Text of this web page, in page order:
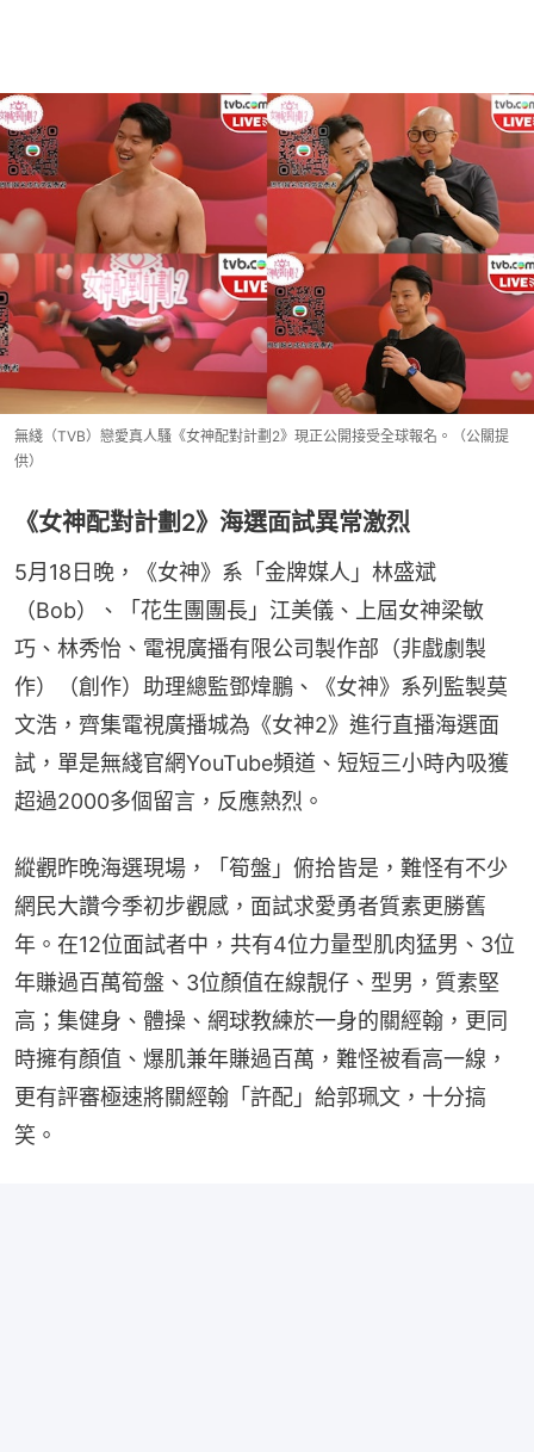
無綫（TVB）戀愛真人騷《女神配對計劃2》現正公開接受全球報名。（公關提
供）
《女神配對計劃2》海選面試異常激烈
5月18日晚，《女神》系「金牌媒人」林盛斌
（Bob）、「花生團團長」江美儀、上屆女神梁敏
巧、林秀怡、電視廣播有限公司製作部（非戲劇製
作）（創作）助理總監鄧煒鵬、《女神》系列監製莫
文浩，齊集電視廣播城為《女神2》進行直播海選面
試，單是無綫官網YouTube頻道、短短三小時內吸獲
超過2000多個留言，反應熱烈。
縱觀昨晚海選現場，「筍盤」俯拾皆是，難怪有不少
網民大讚今季初步觀感，面試求愛勇者質素更勝舊
年。在12位面試者中，共有4位力量型肌肉猛男、3位
年賺過百萬筍盤、3位顏值在線靚仔、型男，質素堅
高；集健身、體操、網球教練於一身的關經翰，更同
時擁有顏值、爆肌兼年賺過百萬，難怪被看高一線，
更有評審極速將關經翰「許配」給郭珮文，十分搞
笑。